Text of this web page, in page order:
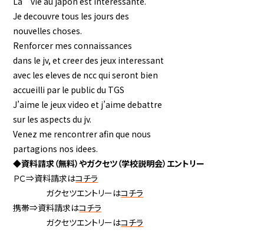
Je decouvre tous les jours des
nouvelles choses.
Renforcer mes connaissances
dans le jv, et creer des jeux interessant
avec les eleves de ncc qui seront bien
accueilli par le public du TGS
J’aime le jeux video et j’aime debattre
sur les aspects du jv.
Venez me rencontrer afin que nous
partagions nos idees.
◆資料請求（無料）やガクセツ（学校説明会）エントリー
ＰＣ⇒資料請求はコチラ
ガクセツエントリーはコチラ
携帯⇒資料請求はコチラ
ガクセツエントリーはコチラ